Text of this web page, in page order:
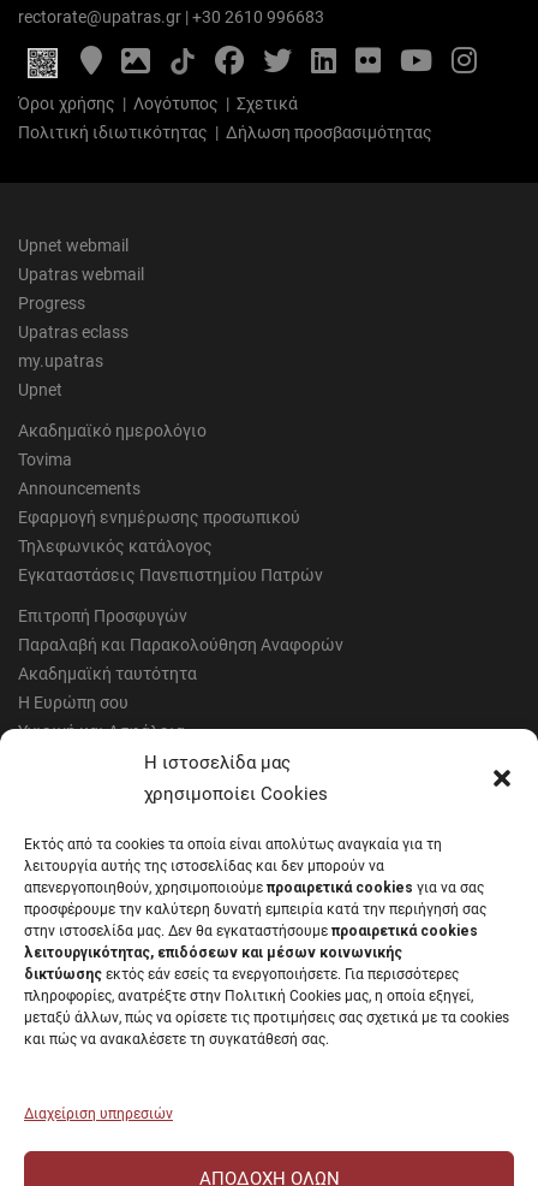
Η ιστοσελίδα μας
χρησιμοποίει Cookies
Εκτός από τα cookies τα οποία είναι απολύτως αναγκαία για τη
λειτουργία αυτής της ιστοσελίδας και δεν μπορούν να
απενεργοποιηθούν, χρησιμοποιούμε προαιρετικά cookies για να σας
προσφέρουμε την καλύτερη δυνατή εμπειρία κατά την περιήγησή σας
στην ιστοσελίδα μας. Δεν θα εγκαταστήσουμε προαιρετικά cookies
λειτουργικότητας, επιδόσεων και μέσων κοινωνικής
δικτύωσης εκτός εάν εσείς τα ενεργοποιήσετε. Για περισσότερες
πληροφορίες, ανατρέξτε στην Πολιτική Cookies μας, η οποία εξηγεί,
μεταξύ άλλων, πώς να ορίσετε τις προτιμήσεις σας σχετικά με τα cookies
και πώς να ανακαλέσετε τη συγκατάθεσή σας.
Διαχείριση υπηρεσιών
ΑΠΟΔΟΧΉ ΌΛΩΝ
rectorate@upatras.gr |+30 2610 996683
Google
Maps
Photo
Gallery
FacebookTwitterLinkedIn
FlickrYouTube
Όροι χρήσης | Λογότυπος | Σχετικά
Πολιτική ιδιωτικότητας | Δήλωση προσβασιμότητας
Upnet webmail
Upatras webmail
Progress
Upatras eclass
my.upatras
Upnet
Ακαδημαϊκό ημερολόγιο
Tovima
Announcements
Εφαρμογή ενημέρωσης προσωπικού
Τηλεφωνικός κατάλογος
Εγκαταστάσεις Πανεπιστημίου Πατρών
Επιτροπή Προσφυγών
Παραλαβή και Παρακολούθηση Αναφορών
Ακαδημαϊκή ταυτότητα
Η Ευρώπη σου
Υγιεινή και Ασφάλεια
Έντυπα Οικονομικής Υπηρεσίας
Έντυπα Διοικητικών Υπηρεσιών
Μητρώα αξιολογητών
Δημόσια Διαβούλευση
Συνεδριάσεις Συγκλήτου
Συνεδριάσεις Συμβουλίου Διοίκησης
EUNICoast European University